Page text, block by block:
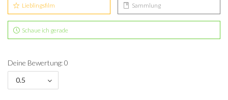
Lieblingsfilm Sammlung
Schaue ich gerade
Deine Bewertung: 0
0.5